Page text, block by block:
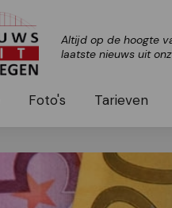
Altijd op de hoogte
laatste nieuws uit
Foto's Tarieven